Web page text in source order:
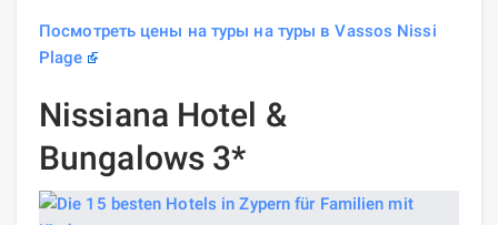
Посмотреть цены на туры на туры в Vassos Nissi
Plage
Nissiana Hotel &
Bungalows 3*